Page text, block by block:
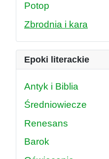
Potop
Zbrodnia i kara
Epoki literackie
Antyk i Biblia
Średniowiecze
Renesans
Barok